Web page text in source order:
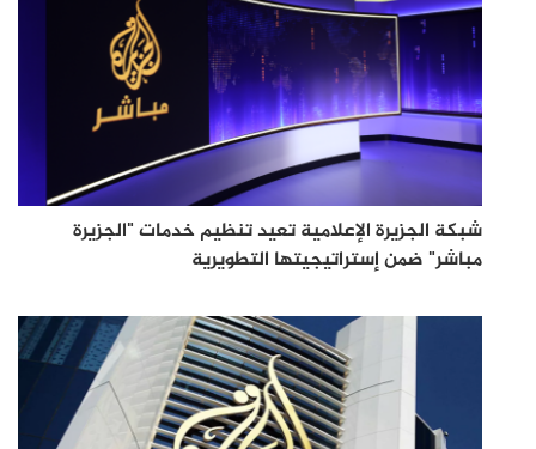
شبكة الجزيرة الإعلامية تعيد تنظيم خدمات "الجزيرة
مباشر" ضمن إستراتيجيتها التطويرية